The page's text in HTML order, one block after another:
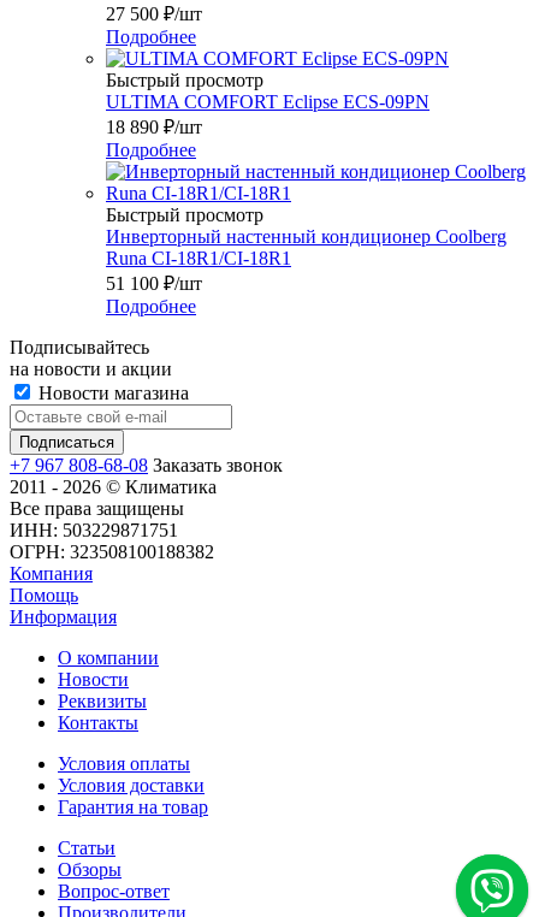
27 500 ₽/шт
Подробнее
Быстрый просмотр
ULTIMA COMFORT Eclipse ECS-09PN
18 890 ₽/шт
Подробнее
Быстрый просмотр
Инверторный настенный кондиционер Coolberg
Runa CI-18R1/CI-18R1
51 100 ₽/шт
Подробнее
Подписывайтесь
на новости и акции
Новости магазина
+7 967 808-68-08 Заказать звонок
2011 - 2026 © Климатика
Все права защищены
ИНН: 503229871751
ОГРН: 323508100188382
Компания
Помощь
Информация
О компании
Новости
Реквизиты
Контакты
Условия оплаты
Условия доставки
Гарантия на товар
Статьи
Обзоры
Вопрос-ответ
Производители